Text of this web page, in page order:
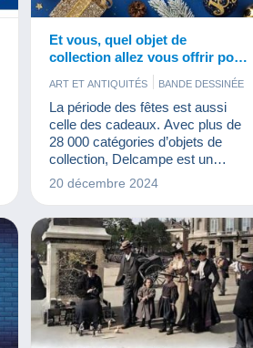
Et vous, quel objet de
collection allez vous offrir pour
ART ET ANTIQUITÉS
BANDE DESSINÉE
BISTROT ET ALIMENTATION
CARTES DE COLLECTION MODERNES
CARTES POSTALES
FIGURINES
JEUX
MONNAIES & BILLETS
TIMBRES
VIEUX DOCUMENTS
La période des fêtes est aussi
celle des cadeaux. Avec plus de
28 000 catégories d’objets de
collection, Delcampe est un
partenaire de choix pour offrir les
20 décembre 2024